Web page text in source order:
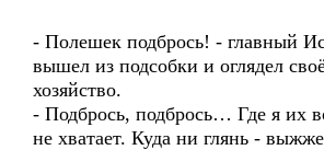
- Полешек подбрось! - главный
вышел из подсобки и оглядел
хозяйство.
- Подбрось, подбрось… Где я их
не хватает. Куда ни глянь -